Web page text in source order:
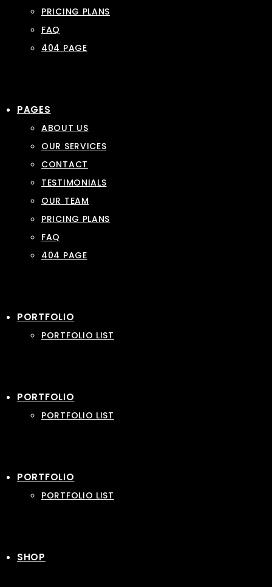
PRICING PLANS
FAQ
404 PAGE
PAGES
ABOUT US
OUR SERVICES
CONTACT
TESTIMONIALS
OUR TEAM
PRICING PLANS
FAQ
404 PAGE
PORTFOLIO
PORTFOLIO LIST
PORTFOLIO
PORTFOLIO LIST
PORTFOLIO
PORTFOLIO LIST
SHOP